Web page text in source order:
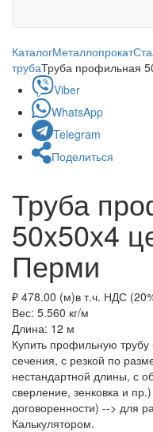
КаталогМеталлопрокат
трубаТруба профильная
Viber
WhatsApp
Telegram
Поделиться
Труба
50x50х4
Перми
₽ 478.00 (м)в т.ч. НДС
Вес: 5.560 кг/м
Длина: 12 м
Купить профильную
сечения, с резкой по
нестандартной длины, с
сверление, зенковка и
договоренности) --> для
Калькулятором.